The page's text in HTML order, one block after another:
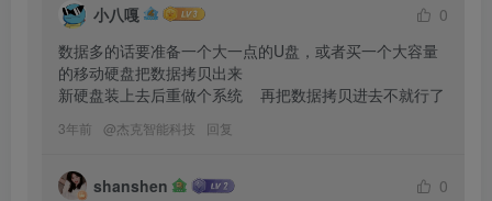
小八嘎
0
数据多的话要准备一个大一点的U盘，或者买一个大容量
的移动硬盘把数据拷贝出来
新硬盘装上去后重做个系统    再把数据拷贝进去不就行了
3年前 @杰克智能科技 回复
shanshen
0